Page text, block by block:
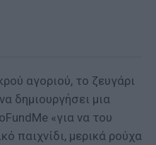
αγοριού, το ζευγάρι
δημιουργήσει μια
«για να του
παιχνίδι, μερικά ρούχα